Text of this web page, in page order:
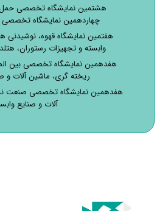
هشتمین نمایشگاه تخصصی حمل
چهاردهمین نمایشگاه
هفتمین نمایشگاه قهوه، نوشیدنی
وابسته و تجهیزات رستوران،
هفدهمین نمایشگاه تخصصی بین
ریخته گری، ماشین آلات و
هفدهمین نمایشگاه تخصصی صنعت
آلات و صنایع